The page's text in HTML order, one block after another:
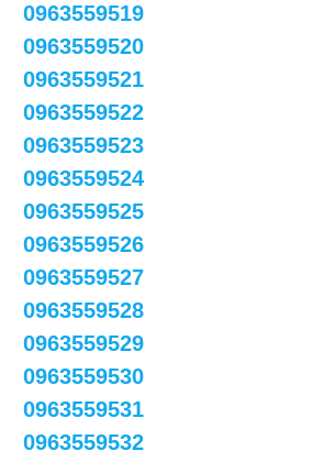
0963559519
0963559520
0963559521
0963559522
0963559523
0963559524
0963559525
0963559526
0963559527
0963559528
0963559529
0963559530
0963559531
0963559532